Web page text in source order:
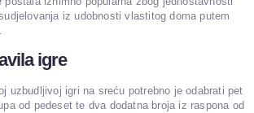
iz udobnosti vlastitog doma putem
igre
uzbudljivoj igri na sreću potrebno je odabrati pet
od pedeset te dva dodatna broja iz raspona od